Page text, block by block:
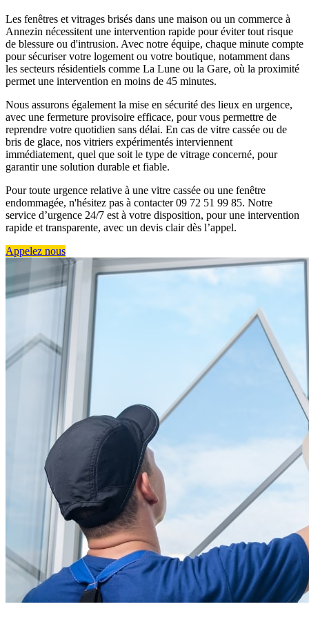
Les fenêtres et vitrages brisés dans une maison ou un commerce à
Annezin nécessitent une intervention rapide pour éviter tout risque
de blessure ou d'intrusion. Avec notre équipe, chaque minute compte
pour sécuriser votre logement ou votre boutique, notamment dans
les secteurs résidentiels comme La Lune ou la Gare, où la proximité
permet une intervention en moins de 45 minutes.
Nous assurons également la mise en sécurité des lieux en urgence,
avec une fermeture provisoire efficace, pour vous permettre de
reprendre votre quotidien sans délai. En cas de vitre cassée ou de
bris de glace, nos vitriers expérimentés interviennent
immédiatement, quel que soit le type de vitrage concerné, pour
garantir une solution durable et fiable.
Pour toute urgence relative à une vitre cassée ou une fenêtre
endommagée, n'hésitez pas à contacter 09 72 51 99 85. Notre
service d’urgence 24/7 est à votre disposition, pour une intervention
rapide et transparente, avec un devis clair dès l’appel.
Appelez nous